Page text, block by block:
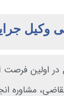
وکیل
در اولین
مشاوره